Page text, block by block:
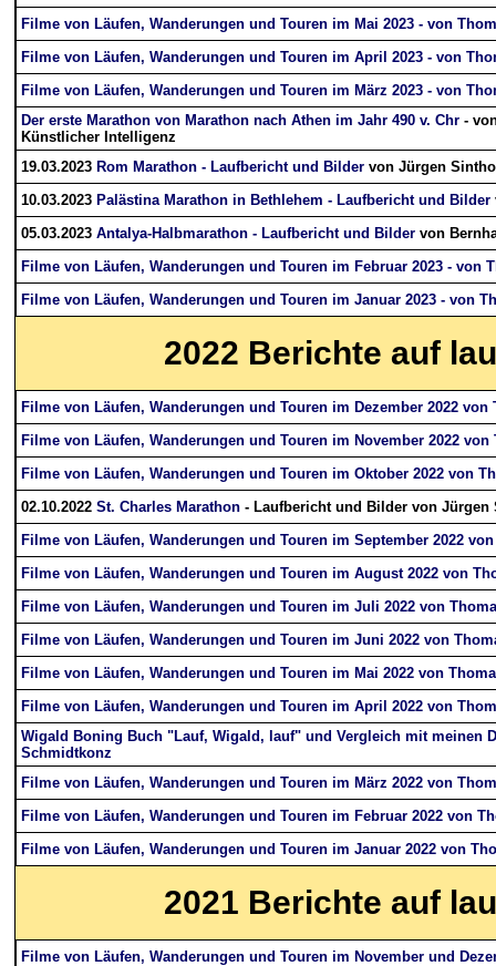
Filme von Läufen, Wanderungen und Touren im Mai 2023 - von
Filme von Läufen, Wanderungen und Touren im April 2023 - von
Filme von Läufen, Wanderungen und Touren im März 2023 - von
Der erste Marathon von Marathon nach Athen im Jahr 490 v. Chr -
Künstlicher Intelligenz
19.03.2023 Rom Marathon - Laufbericht und Bilder von Jürgen
10.03.2023 ​ Palästina Marathon in Bethlehem - Laufbericht und Bilder
05.03.2023 Antalya-Halbmarathon - Laufbericht und Bilder von
Filme von Läufen, Wanderungen und Touren im Februar 2023 - von
Filme von Läufen, Wanderungen und Touren im Januar 2023 - von
2022 Berichte auf
Filme von Läufen, Wanderungen und Touren im Dezember 2022
Filme von Läufen, Wanderungen und Touren im November 2022
Filme von Läufen, Wanderungen und Touren im Oktober 2022 von
02.10.2022 St. Charles Marathon - Laufbericht und Bilder von Jürgen
Filme von Läufen, Wanderungen und Touren im September 2022
Filme von Läufen, Wanderungen und Touren im August 2022 von
Filme von Läufen, Wanderungen und Touren im Juli 2022 von
Filme von Läufen, Wanderungen und Touren im Juni 2022 von
Filme von Läufen, Wanderungen und Touren im Mai 2022 von
Filme von Läufen, Wanderungen und Touren im April 2022 von
Wigald Boning Buch "Lauf, Wigald, lauf" und Vergleich mit meinen
Schmidtkonz
Filme von Läufen, Wanderungen und Touren im März 2022 von
Filme von Läufen, Wanderungen und Touren im Februar 2022 von
Filme von Läufen, Wanderungen und Touren im Januar 2022 von
2021 Berichte auf
Filme von Läufen, Wanderungen und Touren im November und